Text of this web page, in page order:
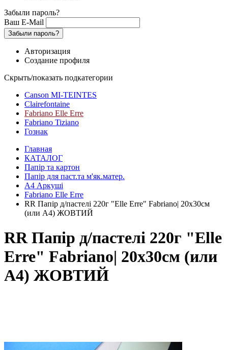
Забыли пароль?
Ваш E-Mail
Забыли пароль?
Авторизация
Создание профиля
Скрыть/показать подкатегории
Canson MI-TEINTES
Clairefontaine
Fabriano Elle Erre
Fabriano Tiziano
Гознак
Главная
КАТАЛОГ
Папір та картон
Папір для паст.та м'як.матер.
А4 Аркуші
Fabriano Elle Erre
RR Папір д/пастелі 220г "Elle Erre" Fabriano| 20х30см
(или А4) ЖОВТИЙ
RR Папір д/пастелі 220г "Elle
Erre" Fabriano| 20х30см (или
А4) ЖОВТИЙ